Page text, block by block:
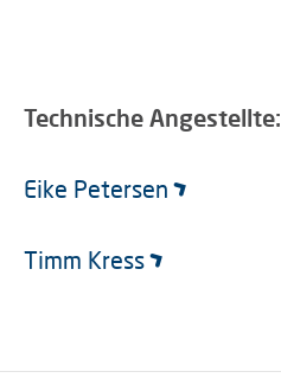
Technische Angestellte:
Eike Petersen
Timm Kress